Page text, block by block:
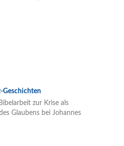
Geschichten
zur Krise als
Glaubens bei Johannes